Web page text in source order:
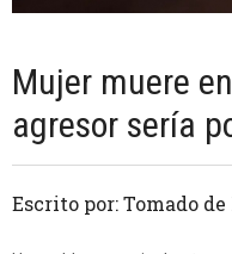
Mujer muere
agresor sería
Escrito por: Tomado